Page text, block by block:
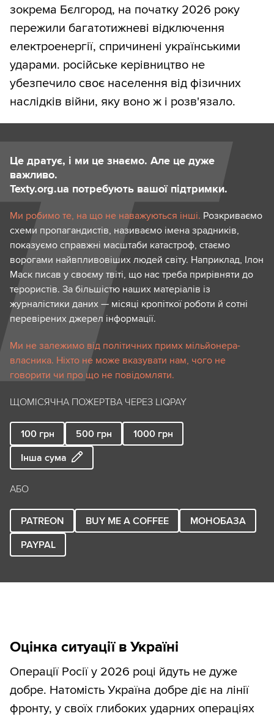
зокрема Бєлгород, на початку 2026 року
пережили багатотижневі відключення
електроенергії, спричинені українськими
ударами. російське керівництво не
убезпечило своє населення від фізичних
наслідків війни, яку воно ж і розв'язало.
Це дратує, і ми це знаємо. Але це дуже
важливо.
Texty.org.ua потребують вашої підтримки.
Ми робимо те, на що не наважуються інші. Розкриваємо
схеми пропагандистів, називаємо імена зрадників,
показуємо справжні масштаби катастроф, стаємо
ворогами найвпливовіших людей світу. Наприклад, Ілон
Маск писав у своєму твіті, що нас треба прирівняти до
терористів. За більшістю наших матеріалів із
журналістики даних — місяці кропіткої роботи й сотні
перевірених джерел інформації.
Ми не залежимо від політичних примх мільйонера-
власника. Ніхто не може вказувати нам, чого не
говорити чи про що не повідомляти.
ЩОМІСЯЧНА ПОЖЕРТВА ЧЕРЕЗ LIQPAY
100 грн 500 грн 1000 грн
Інша сума
АБО
PATREON BUY ME A COFFEE
МОНОБАЗА
PAYPAL
Оцінка ситуації в Україні
Операції Росії у 2026 році йдуть не дуже
добре. Натомість Україна добре діє на лінії
фронту, у своїх глибоких ударних операціях